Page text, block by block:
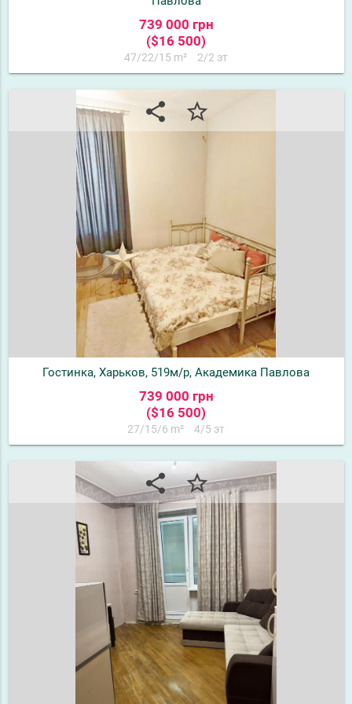
739 000 грн
($16 500)
47/22/15 m² 2/2 эт
share star_border
Гостинка, Харьков, 519м/р, Академика Павлова
739 000 грн
($16 500)
27/15/6 m² 4/5 эт
share star_border